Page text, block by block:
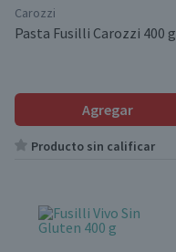
Carozzi
Pasta Fusilli Carozzi 400 g
Agregar
Producto sin calificar